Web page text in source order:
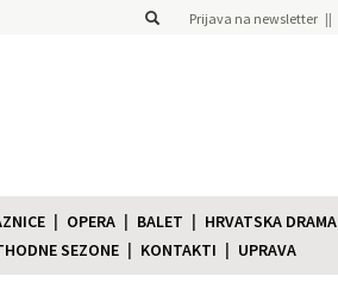
Prijava na newsletter
OPERA BALET HRVATSKA DRAMA
SEZONE KONTAKTI UPRAVA